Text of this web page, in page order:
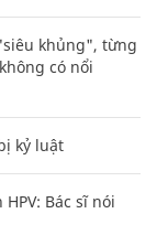
khủng", từng
có nổi
kỷ luật
Bác sĩ nói